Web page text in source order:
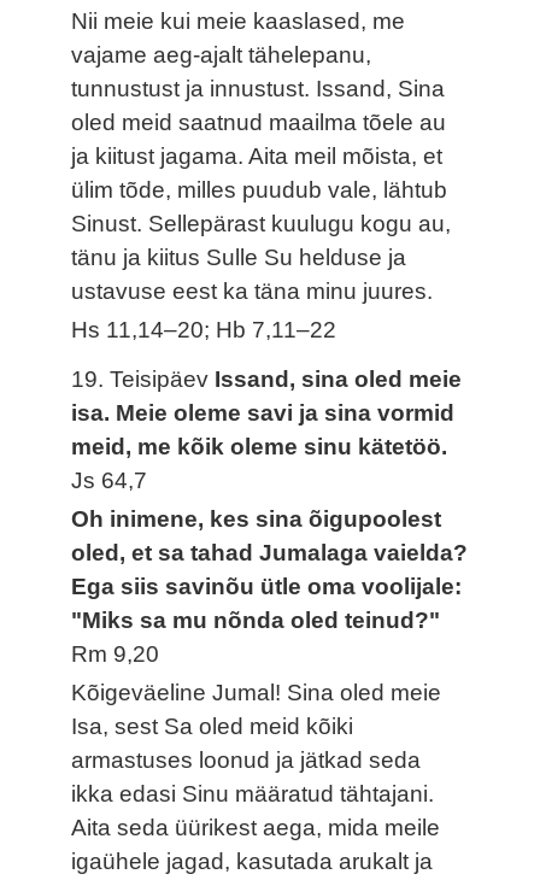
Nii meie kui meie kaaslased, me
vajame aeg-ajalt tähelepanu,
tunnustust ja innustust. Issand, Sina
oled meid saatnud maailma tõele au
ja kiitust jagama. Aita meil mõista, et
ülim tõde, milles puudub vale, lähtub
Sinust. Sellepärast kuulugu kogu au,
tänu ja kiitus Sulle Su helduse ja
ustavuse eest ka täna minu juures.
Hs 11,14–20; Hb 7,11–22
19. Teisipäev Issand, sina oled meie
isa. Meie oleme savi ja sina vormid
meid, me kõik oleme sinu kätetöö.
Js 64,7
Oh inimene, kes sina õigupoolest
oled, et sa tahad Jumalaga vaielda?
Ega siis savinõu ütle oma voolijale:
"Miks sa mu nõnda oled teinud?"
Rm 9,20
Kõigeväeline Jumal! Sina oled meie
Isa, sest Sa oled meid kõiki
armastuses loonud ja jätkad seda
ikka edasi Sinu määratud tähtajani.
Aita seda üürikest aega, mida meile
igaühele jagad, kasutada arukalt ja